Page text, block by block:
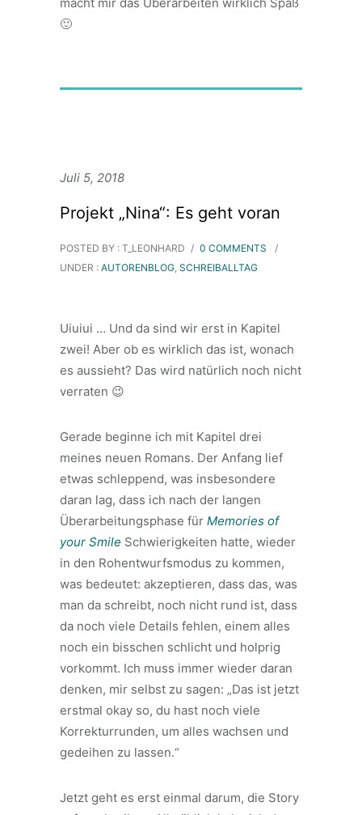
🙂
Juli 5, 2018
Projekt „Nina“: Es geht voran
POSTED BY : T_LEONHARD / 0 COMMENTS
/
UNDER : AUTORENBLOG, SCHREIBALLTAG
Uiuiui … Und da sind wir erst in Kapitel
zwei! Aber ob es wirklich das ist, wonach
es aussieht? Das wird natürlich noch nicht
verraten 😉
Gerade beginne ich mit Kapitel drei
meines neuen Romans. Der Anfang lief
etwas schleppend, was insbesondere
daran lag, dass ich nach der langen
Überarbeitungsphase für Memories of
your Smile Schwierigkeiten hatte, wieder
in den Rohentwurfsmodus zu kommen,
was bedeutet: akzeptieren, dass das, was
man da schreibt, noch nicht rund ist, dass
da noch viele Details fehlen, einem alles
noch ein bisschen schlicht und holprig
vorkommt. Ich muss immer wieder daran
denken, mir selbst zu sagen: „Das ist jetzt
erstmal okay so, du hast noch viele
Korrekturrunden, um alles wachsen und
gedeihen zu lassen.“
Jetzt geht es erst einmal darum, die Story